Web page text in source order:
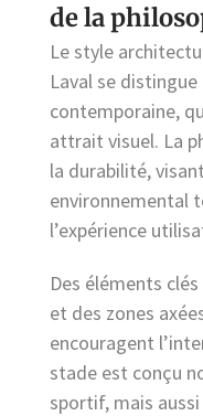
de la
Le style
Laval se
contemporaine,
attrait visuel. La
la durabilité,
environnemental
l’expérience
Des éléments
et des zones
encouragent
stade est conçu
sportif, mais